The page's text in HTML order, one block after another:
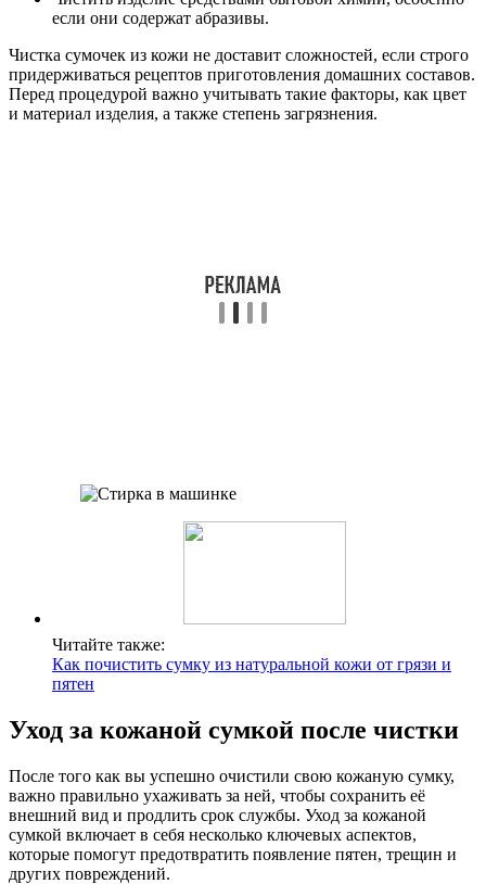
если они содержат абразивы.
Чистка сумочек из кожи не доставит сложностей, если строго
придерживаться рецептов приготовления домашних составов.
Перед процедурой важно учитывать такие факторы, как цвет
и материал изделия, а также степень загрязнения.
Читайте также:
Как почистить сумку из натуральной кожи от грязи и
пятен
Уход за кожаной сумкой после чистки
После того как вы успешно очистили свою кожаную сумку,
важно правильно ухаживать за ней, чтобы сохранить её
внешний вид и продлить срок службы. Уход за кожаной
сумкой включает в себя несколько ключевых аспектов,
которые помогут предотвратить появление пятен, трещин и
других повреждений.